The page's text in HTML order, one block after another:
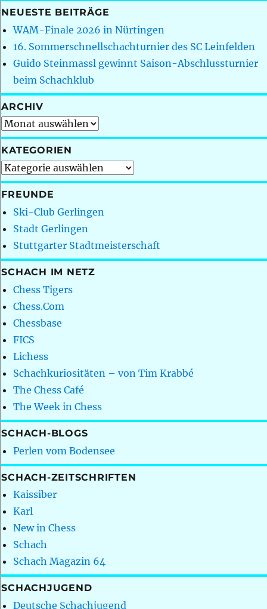
NEUESTE BEITRÄGE
WAM-Finale 2026 in Nürtingen
16. Sommerschnellschachturnier des SC Leinfelden
Guido Steinmassl gewinnt Saison-Abschlussturnier
beim Schachklub
ARCHIV
Archiv
KATEGORIEN
Kategorien
FREUNDE
Ski-Club Gerlingen
Stadt Gerlingen
Stuttgarter Stadtmeisterschaft
SCHACH IM NETZ
Chess Tigers
Chess.Com
Chessbase
FICS
Lichess
Schachkuriositäten – von Tim Krabbé
The Chess Café
The Week in Chess
SCHACH-BLOGS
Perlen vom Bodensee
SCHACH-ZEITSCHRIFTEN
Kaissiber
Karl
New in Chess
Schach
Schach Magazin 64
SCHACHJUGEND
Deutsche Schachjugend